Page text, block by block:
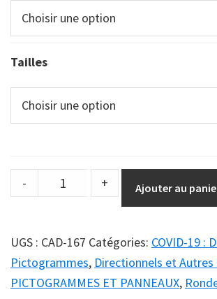
Tailles
pictogramme
ICI
POUR
LA
- + Ajouter au
UGS : CAD-167 Catégories: COVID-19 :
Pictogrammes, Directionnels et
PICTOGRAMMES ET PANNEAUX,